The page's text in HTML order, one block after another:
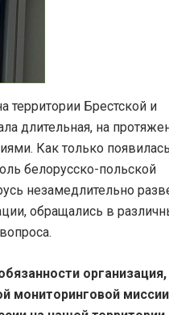
территории Брестской и
длительная, на
Как только появилась
белорусско-польской
незамедлительно
обращались в
организация,
мониторинговой